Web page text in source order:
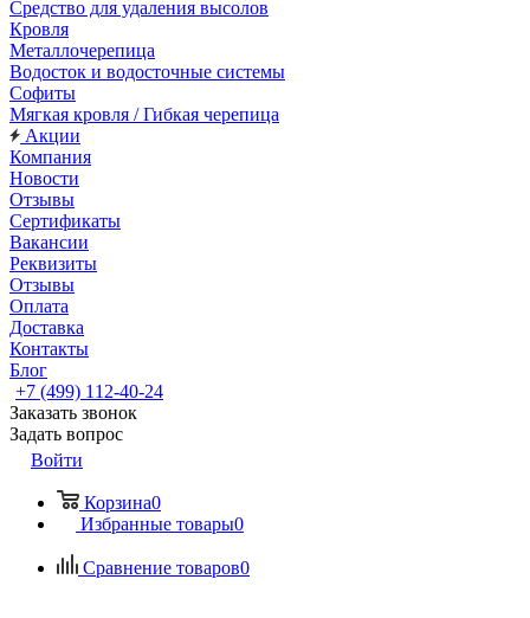
Средство для удаления высолов
Кровля
Металлочерепица
Водосток и водосточные системы
Софиты
Мягкая кровля / Гибкая черепица
Акции
Компания
Новости
Отзывы
Сертификаты
Вакансии
Реквизиты
Отзывы
Оплата
Доставка
Контакты
Блог
+7 (499) 112-40-24
Заказать звонок
Задать вопрос
Войти
Корзина0
Избранные товары0
Сравнение товаров0